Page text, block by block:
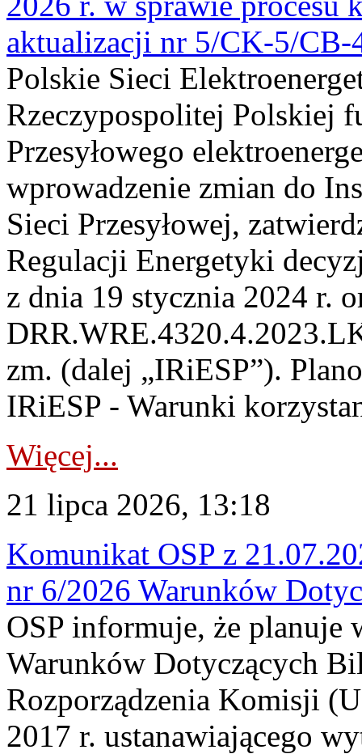
aktualizacji nr 5/CK-5/CB-
Polskie Sieci
Rzeczypospolitej Polskiej
Przesyłowego
wprowadzenie zmian do
Sieci Przesyłowej,
Regulacji Energetyki
z dnia 19 stycznia 2024 r.
zm. (dalej „IRiESP”).
IRiESP - Warunki
Więcej...
21 lipca 2026, 13:18
Komunikat OSP z
nr 6/2026 Warunków
OSP informuje, że planuje
Warunków Dotyczących
Rozporządzenia Komisji
2017 r. ustanawiającego